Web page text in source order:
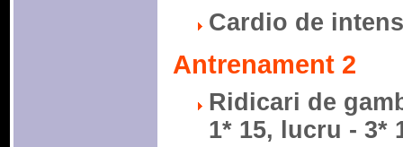
Cardio de
Antrenament 2
Ridicari de
1* 15, lucru - 3*